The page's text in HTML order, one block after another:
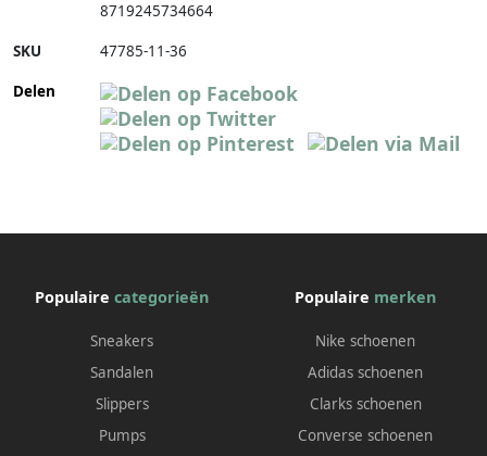
8719245734664
SKU 47785-11-36
Delen
Populaire categorieën
Sneakers
Sandalen
Slippers
Pumps
Populaire merken
Nike schoenen
Adidas schoenen
Clarks schoenen
Converse schoenen